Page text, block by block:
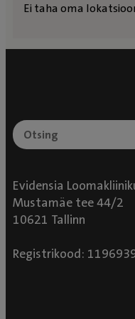
Ei taha oma
Evidensia
Mustamäe tee 44/2
10621 Tallinn
Registrikood: